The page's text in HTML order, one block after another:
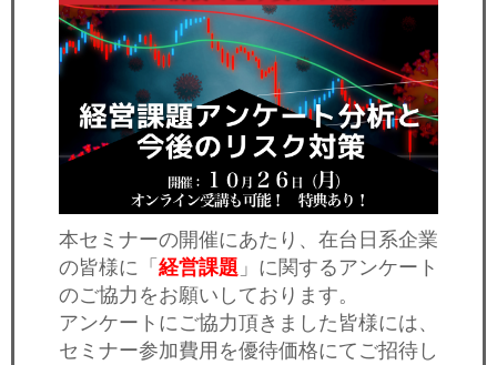
ＩＴ
飲食店情報
本セミナーの開催にあたり、在台日系企業
の皆様に「 経営課題 」に関するアンケート
のご協力をお願いしております。
アンケートにご協力頂きました皆様には、
セミナー参加費用を優待価格にてご招待し